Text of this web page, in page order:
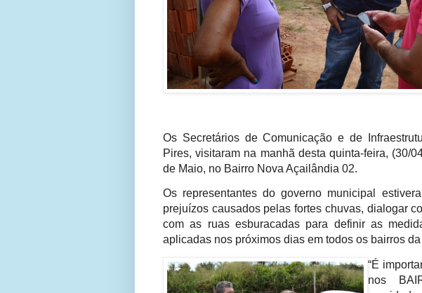
Os Secretários de Comunicação e de
Pires, visitaram na manhã desta quinta-feira, (30/
de Maio, no Bairro Nova Açailândia 02.
Os representantes do governo municipal
prejuízos causados pelas fortes chuvas, dialogar
com as ruas esburacadas para definir as
aplicadas nos próximos dias em todos os bairros
“É
nos